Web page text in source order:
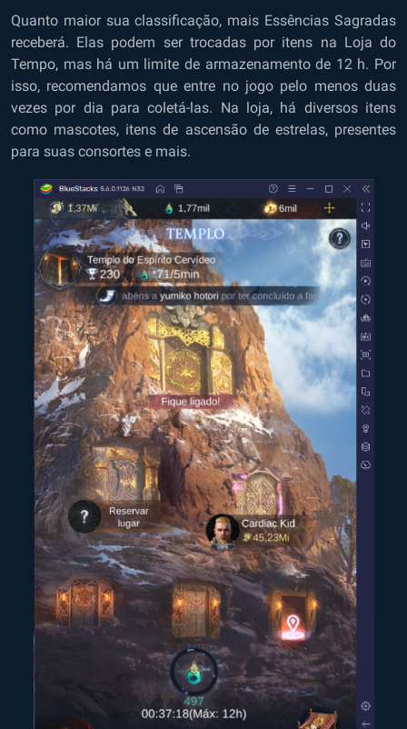
Quanto maior sua classificação, mais Essências Sagradas
receberá. Elas podem ser trocadas por itens na Loja do
Tempo, mas há um limite de armazenamento de 12 h. Por
isso, recomendamos que entre no jogo pelo menos duas
vezes por dia para coletá-las. Na loja, há diversos itens
como mascotes, itens de ascensão de estrelas, presentes
para suas consortes e mais.